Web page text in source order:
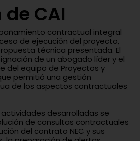
CAI
contractual integral
de ejecución del proyecto,
técnica presentada. El
de un abogado líder y el
del equipo de Proyectos y
permitió una gestión
de los aspectos contractuales
desarrolladas se
de consultas contractuales
del contrato NEC y sus